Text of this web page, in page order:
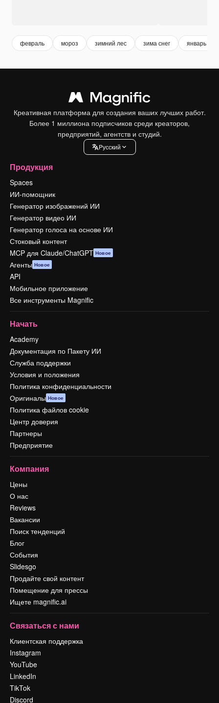
февраль мороз зимний лес зима снег январь
Креативная платформа для создания ваших лучших работ.
Более 1 миллиона подписчиков среди креаторов,
предприятий, агентств и студий.
Pусский
Продукция
Spaces
ИИ-помощник
Генератор изображений ИИ
Генератор видео ИИ
Генератор голоса на основе ИИ
Стоковый контент
MCP для Claude/ChatGPT Новое
Агенты Новое
API
Мобильное приложение
Все инструменты Magnific
Начать
Academy
Документация по Пакету ИИ
Служба поддержки
Условия и положения
Политика конфиденциальности
Оригиналы Новое
Политика файлов cookie
Центр доверия
Партнеры
Предприятие
Компания
Цены
О нас
Reviews
Вакансии
Поиск тенденций
Блог
События
Slidesgo
Продайте свой контент
Помещение для прессы
Ищете magnific.ai
Связаться с нами
Клиентская поддержка
Instagram
YouTube
LinkedIn
TikTok
Discord